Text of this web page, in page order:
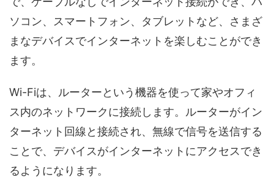
ソコン、スマートフォン、タブレットなど、さまざ
まなデバイスでインターネットを楽しむことができ
ます。
Wi-Fiは、ルーターという機器を使って家やオフィ
ス内のネットワークに接続します。ルーターがイン
ターネット回線と接続され、無線で信号を送信する
ことで、デバイスがインターネットにアクセスでき
るようになります。